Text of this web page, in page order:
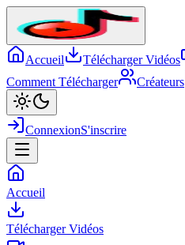
Accueil Télécharger Vidéos
Comment Télécharger
Créateurs
ConnexionS'inscrire
Accueil
Télécharger Vidéos